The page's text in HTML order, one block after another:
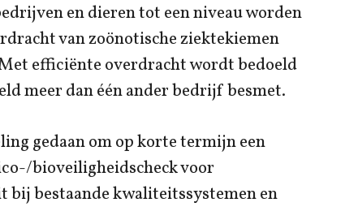
en dieren tot een niveau worden
van zoönotische ziektekiemen
efficiënte overdracht wordt bedoeld
meer dan één ander bedrijf besmet.
gedaan om op korte termijn een
bioveiligheidscheck voor
bij bestaande kwaliteitssystemen en